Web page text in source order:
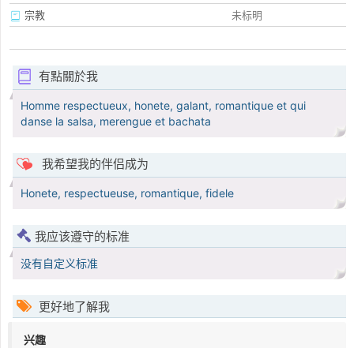
宗教
未标明
有點關於我
Homme respectueux, honete, galant, romantique et qui
danse la salsa, merengue et bachata
我希望我的伴侣成为
Honete, respectueuse, romantique, fidele
我应该遵守的标准
没有自定义标准
更好地了解我
兴趣